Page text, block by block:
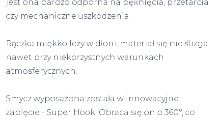
jest ona bardzo odporna na pęknięcia, przetarcia
czy mechaniczne uszkodzenia.
Rączka miękko leży w dłoni, materiał się nie ślizga
nawet przy niekorzystnych warunkach
atmosferycznych.
Smycz wyposażona została w innowacyjne
zapięcie - Super Hook. Obraca się on o 360°, co